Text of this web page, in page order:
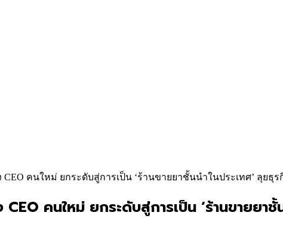
คนใหม่ ยกระดับสู่การเป็น ‘ร้านขายยาชั้นนำในประเทศ’ ลุยธุ
คนใหม่ ยกระดับสู่การเป็น ‘ร้านขายยา